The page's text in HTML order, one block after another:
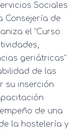
Sociales
Consejería de
el “Curso
geriátricas”
de las
su inserción
de una
la hostelería y